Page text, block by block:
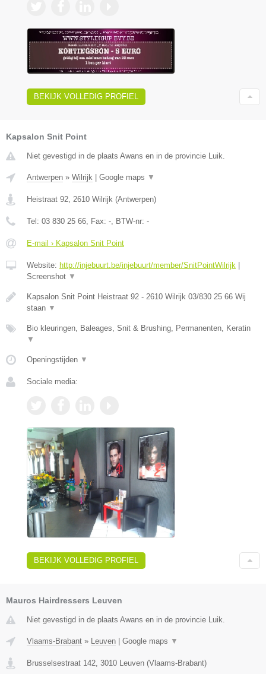
BEKIJK VOLLEDIG PROFIEL
Kapsalon Snit Point
Niet gevestigd in de plaats Awans en in de provincie Luik.
Antwerpen » Wilrijk Google maps ▼
Heistraat 92 2610 Wilrijk (Antwerpen)
Tel: 03 830 25 66 , Fax: - , BTW-nr: -
E-mail › Kapsalon Snit Point
Website: http://injebuurt.be/injebuurt/member/SnitPointWilrijk
Screenshot ▼
Kapsalon Snit Point Heistraat 92 - 2610 Wilrijk 03/830 25 66 Wij
staan ▼
Bio kleuringen, Baleages, Snit & Brushing, Permanenten, Keratin
▼
Openingstijden ▼
Sociale media:
BEKIJK VOLLEDIG PROFIEL
Mauros Hairdressers Leuven
Niet gevestigd in de plaats Awans en in de provincie Luik.
Vlaams-Brabant » Leuven Google maps ▼
Brusselsestraat 142, 3010 Leuven (Vlaams-Brabant)